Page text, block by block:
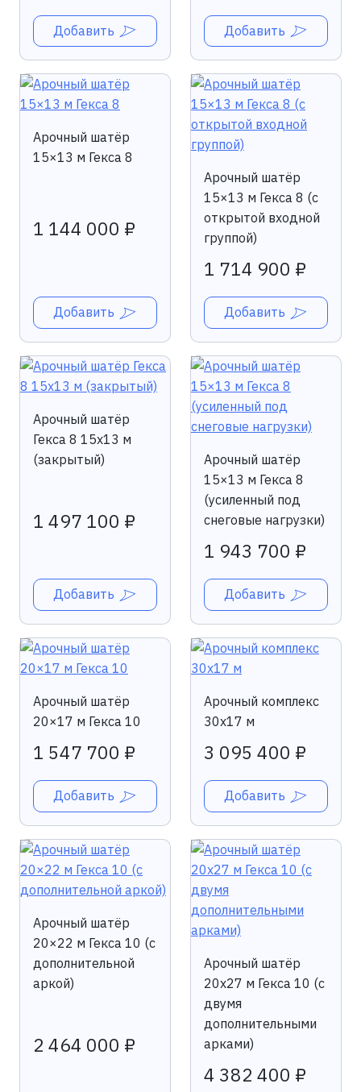
Добавить Добавить
Арочный шатёр
15×13 м Гекса 8
1 144 000 ₽
Добавить
Арочный шатёр
15×13 м Гекса 8 (с
открытой входной
группой)
1 714 900 ₽
Добавить
Арочный шатёр
Гекса 8 15x13 м
(закрытый)
1 497 100 ₽
Добавить
Арочный шатёр
15×13 м Гекса 8
(усиленный под
снеговые нагрузки)
1 943 700 ₽
Добавить
Арочный шатёр
20×17 м Гекса 10
1 547 700 ₽
Добавить
Арочный комплекс
30x17 м
3 095 400 ₽
Добавить
Арочный шатёр
20×22 м Гекса 10 (с
дополнительной
аркой)
2 464 000 ₽
Арочный шатёр
20х27 м Гекса 10 (с
двумя
дополнительными
арками)
4 382 400 ₽